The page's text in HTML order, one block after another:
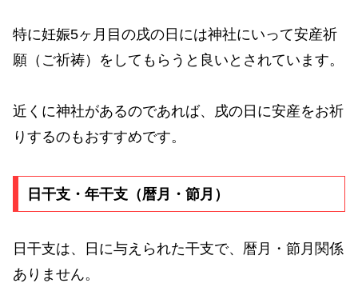
特に妊娠5ヶ月目の戌の日には神社にいって安産祈
願（ご祈祷）をしてもらうと良いとされています。
近くに神社があるのであれば、戌の日に安産をお祈
りするのもおすすめです。
日干支・年干支（暦月・節月）
日干支は、日に与えられた干支で、暦月・節月関係
ありません。